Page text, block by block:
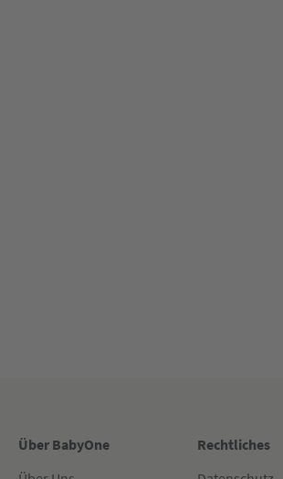
Über BabyOne
Rechtliches